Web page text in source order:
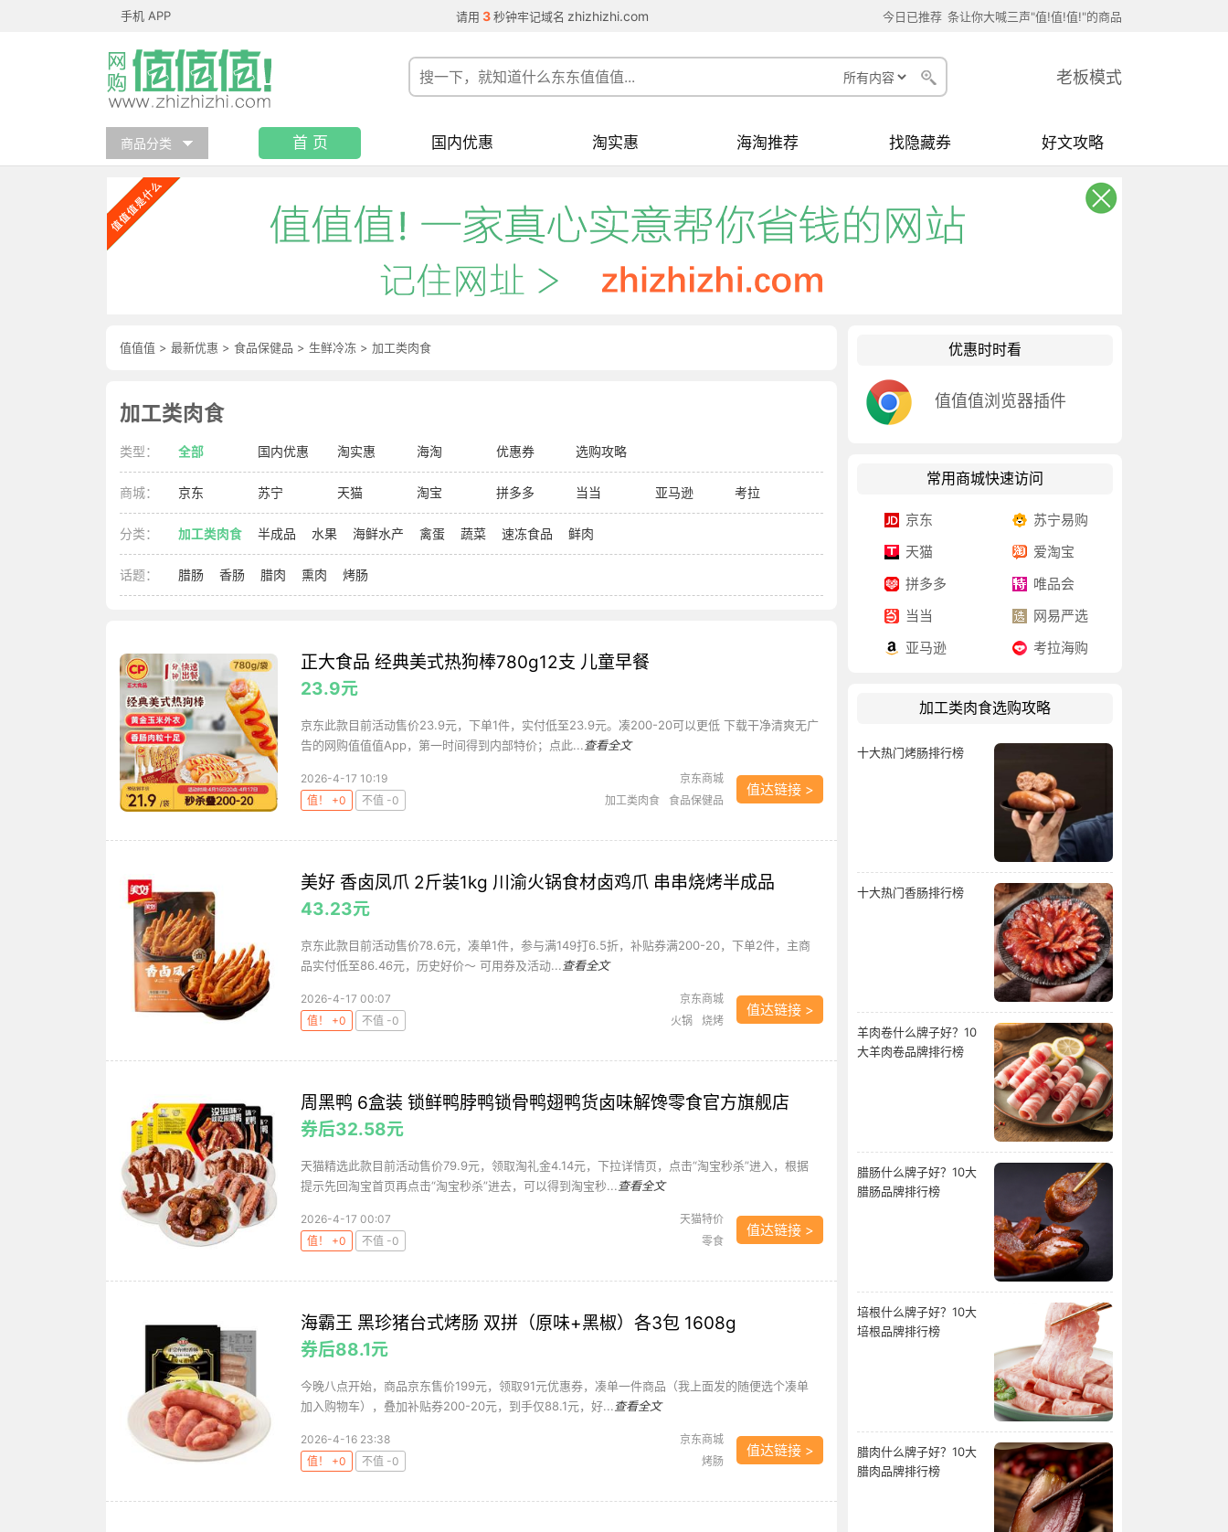
手机 APP 请用 3 秒钟牢记域名 zhizhizhi.com 今日已推荐 条让你大喊三声"值!值!值!"的商品
老板模式
商品分类 首 页 国内优惠 淘实惠 海淘推荐 找隐藏券 好文攻略
值值值 > 最新优惠 > 食品保健品 > 生鲜冷冻 > 加工类肉食
加工类肉食
类型： 全部 国内优惠 淘实惠 海淘 优惠券 选购攻略
商城： 京东 苏宁 天猫 淘宝 拼多多 当当 亚马逊 考拉
分类： 加工类肉食 半成品 水果 海鲜水产 禽蛋 蔬菜 速冻食品 鲜肉
话题： 腊肠 香肠 腊肉 熏肉 烤肠
正大食品 经典美式热狗棒780g12支 儿童早餐
23.9元
京东此款目前活动售价23.9元，下单1件，实付低至23.9元。凑200-20可以更低 下载干净清爽无广
告的网购值值值App，第一时间得到内部特价；点此... 查看全文
2026-4-17 10:19
京东商城
值！ +0
不值 -0 加工类肉食 食品保健品
值达链接 >
美好 香卤凤爪 2斤装1kg 川渝火锅食材卤鸡爪 串串烧烤半成品
43.23元
京东此款目前活动售价78.6元，凑单1件，参与满149打6.5折，补贴券满200-20，下单2件，主商
品实付低至86.46元，历史好价～ 可用券及活动... 查看全文
2026-4-17 00:07
京东商城
值！ +0
不值 -0 火锅 烧烤
值达链接 >
周黑鸭 6盒装 锁鲜鸭脖鸭锁骨鸭翅鸭货卤味解馋零食官方旗舰店
券后32.58元
天猫精选此款目前活动售价79.9元，领取淘礼金4.14元，下拉详情页，点击“淘宝秒杀”进入，根据
提示先回淘宝首页再点击“淘宝秒杀”进去，可以得到淘宝秒... 查看全文
2026-4-17 00:07
天猫特价
值！ +0
不值 -0 零食
值达链接 >
海霸王 黑珍猪台式烤肠 双拼（原味+黑椒）各3包 1608g
券后88.1元
今晚八点开始，商品京东售价199元，领取91元优惠券，凑单一件商品（我上面发的随便选个凑单
加入购物车），叠加补贴券200-20元，到手仅88.1元，好... 查看全文
2026-4-16 23:38
京东商城
值！ +0
不值 -0 烤肠
值达链接 >
优惠时时看
值值值浏览器插件
常用商城快速访问
京东
苏宁易购
天猫
爱淘宝
拼多多
唯品会
当当
网易严选
亚马逊
考拉海购
加工类肉食选购攻略
十大热门烤肠排行榜
十大热门香肠排行榜
羊肉卷什么牌子好？10
大羊肉卷品牌排行榜
腊肠什么牌子好？10大
腊肠品牌排行榜
培根什么牌子好？10大
培根品牌排行榜
腊肉什么牌子好？10大
腊肉品牌排行榜